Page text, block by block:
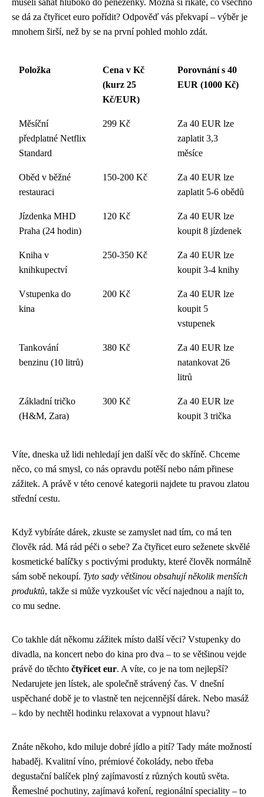
museli sahat hluboko do peněženky. Možná si říkáte, co všechno
se dá za čtyřicet euro pořídit? Odpověď vás překvapí – výběr je
mnohem širší, než by se na první pohled mohlo zdát.
Položka
Cena v Kč
(kurz 25
Kč/EUR)
Porovnání s 40
EUR (1000 Kč)
Měsíční
předplatné Netflix
Standard
299 Kč
Za 40 EUR lze
zaplatit 3,3
měsíce
Oběd v běžné
restauraci
150-200 Kč
Za 40 EUR lze
zaplatit 5-6 obědů
Jízdenka MHD
Praha (24 hodin)
120 Kč
Za 40 EUR lze
koupit 8 jízdenek
Kniha v
knihkupectví
250-350 Kč
Za 40 EUR lze
koupit 3-4 knihy
Vstupenka do
kina
200 Kč
Za 40 EUR lze
koupit 5
vstupenek
Tankování
benzinu (10 litrů)
380 Kč
Za 40 EUR lze
natankovat 26
litrů
Základní tričko
(H&M, Zara)
300 Kč
Za 40 EUR lze
koupit 3 trička
Víte, dneska už lidi nehledají jen další věc do skříně. Chceme
něco, co má smysl, co nás opravdu potěší nebo nám přinese
zážitek. A právě v této cenové kategorii najdete tu pravou zlatou
střední cestu.
Když vybíráte dárek, zkuste se zamyslet nad tím, co má ten
člověk rád. Má rád péči o sebe? Za čtyřicet euro seženete skvělé
kosmetické balíčky s poctivými produkty, které člověk normálně
sám sobě nekoupí. Tyto sady většinou obsahují několik menších
produktů, takže si může vyzkoušet víc věcí najednou a najít to,
co mu sedne.
Co takhle dát někomu zážitek místo další věci? Vstupenky do
divadla, na koncert nebo do kina pro dva – to se většinou vejde
právě do těchto čtyřicet eur. A víte, co je na tom nejlepší?
Nedarujete jen lístek, ale společně strávený čas. V dnešní
uspěchané době je to vlastně ten nejcennější dárek. Nebo masáž
– kdo by nechtěl hodinku relaxovat a vypnout hlavu?
Znáte někoho, kdo miluje dobré jídlo a pití? Tady máte možností
habaděj. Kvalitní víno, prémiové čokolády, nebo třeba
degustační balíček plný zajímavostí z různých koutů světa.
Řemeslné pochutiny, zajímavá koření, regionální speciality – to